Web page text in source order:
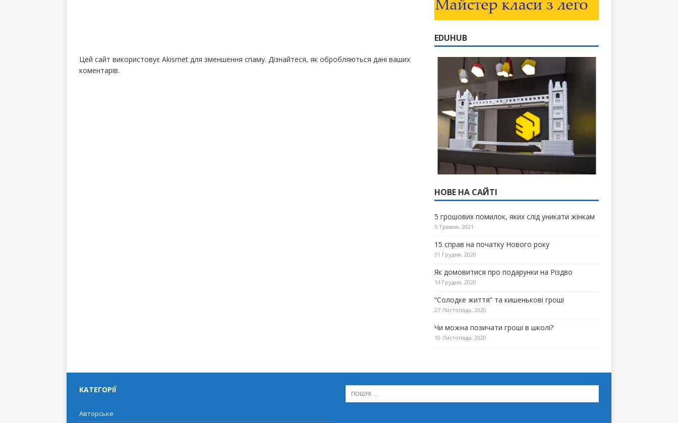
Цей сайт використовує Akismet для зменшення спаму. Дізнайтеся, як обробляються дані ваших
коментарів.
EDUHUB
НОВЕ НА САЙТІ
5 грошових помилок, яких слід уникати жінкам
5 Травня, 2021
15 справ на початку Нового року
31 Грудня, 2020
Як домовитися про подарунки на Різдво
14 Грудня, 2020
“Солодке життя” та кишенькові гроші
27 Листопада, 2020
Чи можна позичати гроші в школі?
10 Листопада, 2020
КАТЕГОРІЇ
Авторське